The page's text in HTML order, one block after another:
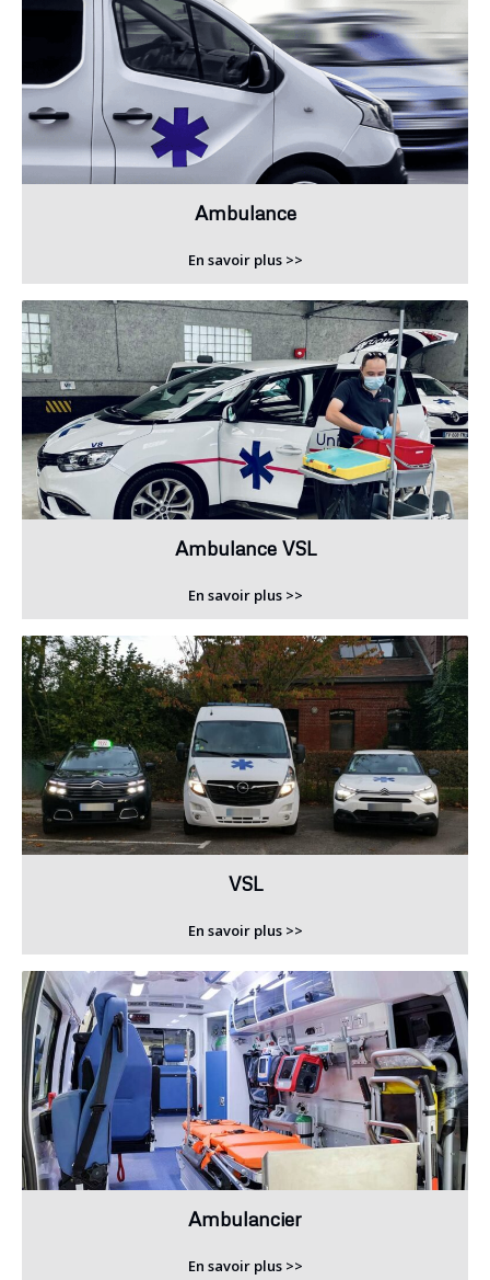
Ambulance
En savoir plus >>
Ambulance VSL
En savoir plus >>
VSL
En savoir plus >>
Ambulancier
En savoir plus >>